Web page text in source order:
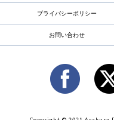
プライバシーポリシー
お問い合わせ